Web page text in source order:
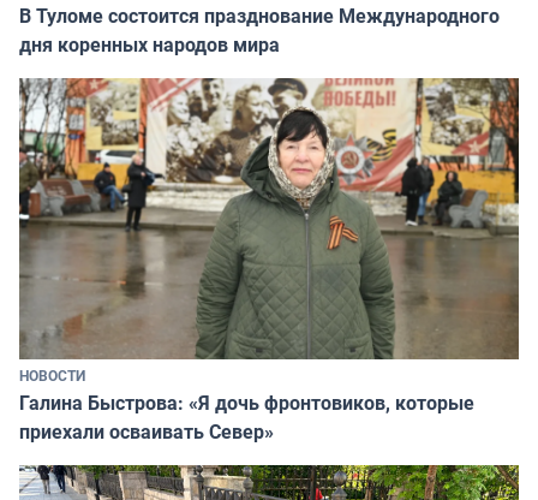
В Туломе состоится празднование Международного
дня коренных народов мира
НОВОСТИ
Галина Быстрова: «Я дочь фронтовиков, которые
приехали осваивать Север»